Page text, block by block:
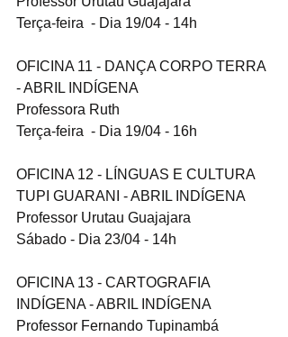
Terça-feira  - Dia 19/04 - 14h
OFICINA 11 - DANÇA CORPO TERRA
- ABRIL INDÍGENA
Professora Ruth
Terça-feira  - Dia 19/04 - 16h
OFICINA 12 - LÍNGUAS E CULTURA
TUPI GUARANI - ABRIL INDÍGENA
Professor Urutau Guajajara
Sábado - Dia 23/04 - 14h
OFICINA 13 - CARTOGRAFIA
INDÍGENA - ABRIL INDÍGENA
Professor Fernando Tupinambá